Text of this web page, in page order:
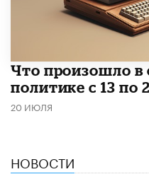
Что произошло в
политике с 13 по
20 ИЮЛЯ
НОВОСТИ